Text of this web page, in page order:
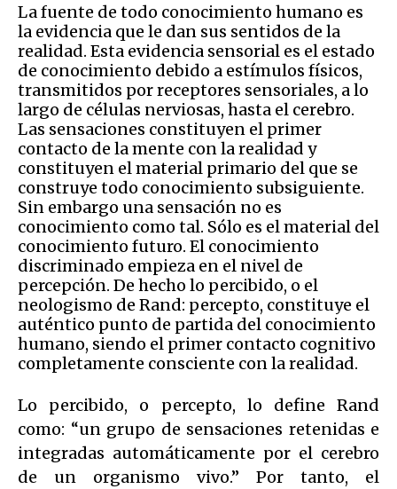
La fuente de todo conocimiento humano es
la evidencia que le dan sus sentidos de la
realidad. Esta evidencia sensorial es el estado
de conocimiento debido a estímulos físicos,
transmitidos por receptores sensoriales, a lo
largo de células nerviosas, hasta el cerebro.
Las sensaciones constituyen el primer
contacto de la mente con la realidad y
constituyen el material primario del que se
construye todo conocimiento subsiguiente.
Sin embargo una sensación no es
conocimiento como tal. Sólo es el material del
conocimiento futuro. El conocimiento
discriminado empieza en el nivel de
percepción. De hecho lo percibido, o el
neologismo de Rand: percepto, constituye el
auténtico punto de partida del conocimiento
humano, siendo el primer contacto cognitivo
completamente consciente con la realidad.
Lo percibido, o percepto, lo define Rand
como: “un grupo de sensaciones retenidas e
integradas automáticamente por el cerebro
de un organismo vivo.” Por tanto, el